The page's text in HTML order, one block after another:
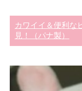
カワイイ＆便利な
見！（パナ製）